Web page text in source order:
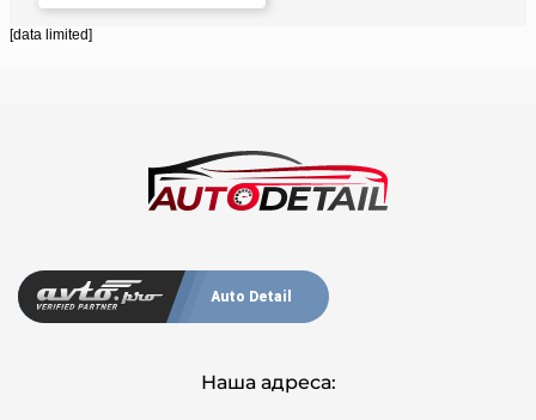
[data limited]
Auto Detail
Наша адреса: